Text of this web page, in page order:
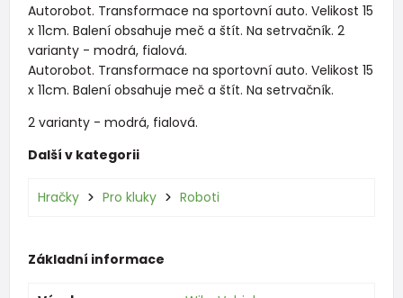
Autorobot. Transformace na sportovní auto. Velikost 15
x 11cm. Balení obsahuje meč a štít. Na setrvačník. 2
varianty - modrá, fialová.
Autorobot. Transformace na sportovní auto. Velikost 15
x 11cm. Balení obsahuje meč a štít. Na setrvačník.
2 varianty - modrá, fialová.
Další v kategorii
Hračky Pro kluky Roboti
Základní informace